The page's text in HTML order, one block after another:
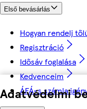
Adatvédelmi
Első bevásárlás
Hogyan rendelj
Regisztráció
Idősáv foglalása
Kedvenceim
ÁFÁ-s számla